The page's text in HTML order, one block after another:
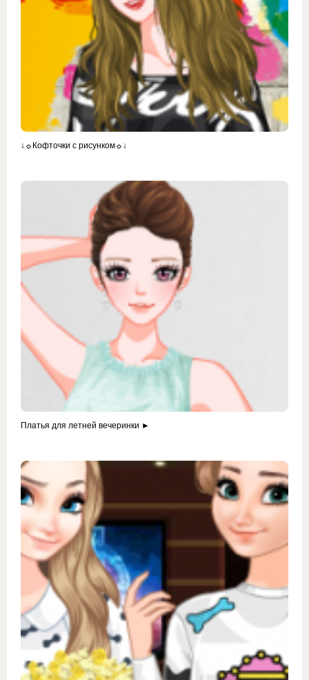
↓☼Кофточки с рисунком☼↓
Платья для летней вечеринки ►